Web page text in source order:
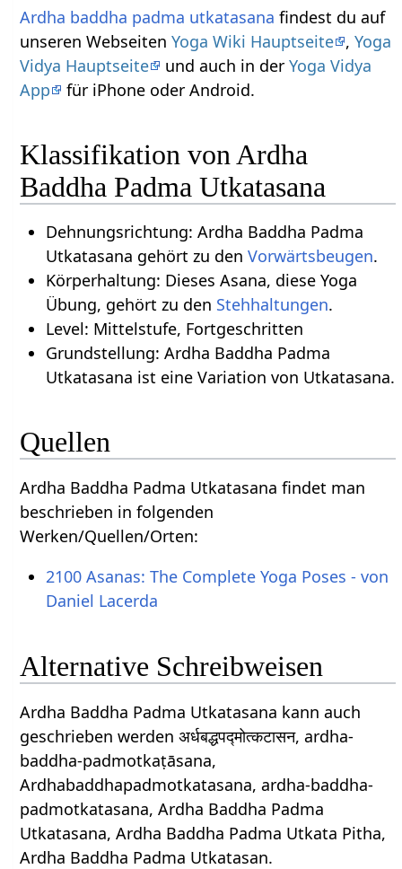
Ardha baddha padma utkatasana findest du auf
unseren WebseitenYoga Wiki Hauptseite ,Yoga
Vidya Hauptseite
und auch in derYoga Vidya
App
für iPhone oder Android.
Klassifikation von Ardha
Baddha Padma Utkatasana
Dehnungsrichtung: Ardha Baddha Padma
Utkatasana gehört zu den Vorwärtsbeugen.
Körperhaltung: Dieses Asana, diese Yoga
Übung, gehört zu den Stehhaltungen.
Level: Mittelstufe, Fortgeschritten
Grundstellung: Ardha Baddha Padma
Utkatasana ist eine Variation von Utkatasana.
Quellen
Ardha Baddha Padma Utkatasana findet man
beschrieben in folgenden
Werken/Quellen/Orten:
2100 Asanas: The Complete Yoga Poses - von
Daniel Lacerda
Alternative Schreibweisen
Ardha Baddha Padma Utkatasana kann auch
geschrieben werden अर्धबद्धपद्मोत्कटासन, ardha-
baddha-padmotkaṭāsana,
Ardhabaddhapadmotkatasana, ardha-baddha-
padmotkatasana, Ardha Baddha Padma
Utkatasana, Ardha Baddha Padma Utkata Pitha,
Ardha Baddha Padma Utkatasan.